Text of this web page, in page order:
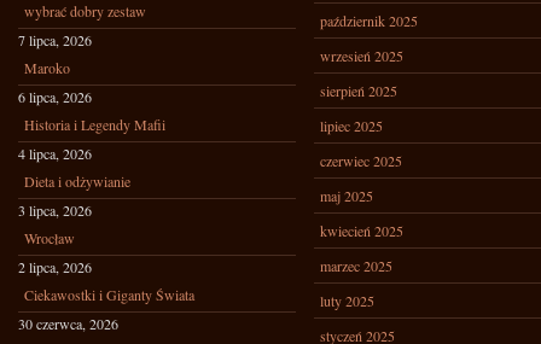
wybrać dobry zestaw
7 lipca, 2026
Maroko
6 lipca, 2026
Historia i Legendy Mafii
4 lipca, 2026
Dieta i odżywianie
3 lipca, 2026
Wrocław
2 lipca, 2026
Ciekawostki i Giganty Świata
30 czerwca, 2026
październik 2025
wrzesień 2025
sierpień 2025
lipiec 2025
czerwiec 2025
maj 2025
kwiecień 2025
marzec 2025
luty 2025
styczeń 2025